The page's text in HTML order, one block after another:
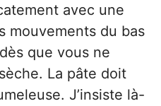
avec une
mouvements du bas
que vous ne
La pâte doit
J’insiste là-